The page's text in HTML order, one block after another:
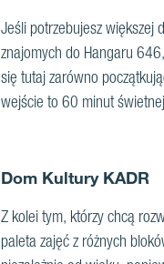
Jeśli potrzebujesz większej
znajomych do Hangaru
się tutaj zarówno
wejście to 60 minut
Dom Kultury KADR
Z kolei tym, którzy chcą
paleta zajęć z różnych